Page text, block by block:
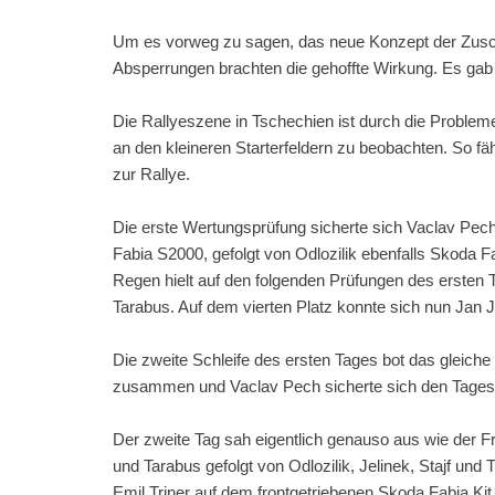
Um es vorweg zu sagen, das neue Konzept der
Absperrungen brachten die gehoffte Wirkung. Es
Die Rallyeszene in Tschechien ist durch die
an den kleineren Starterfeldern zu beobachten. So
zur Rallye.
Die erste Wertungsprüfung sicherte sich Vaclav
Fabia S2000, gefolgt von Odlozilik ebenfalls Skoda
Regen hielt auf den folgenden Prüfungen des
Tarabus. Auf dem vierten Platz konnte sich nun Jan
Die zweite Schleife des ersten Tages bot das
zusammen und Vaclav Pech sicherte sich den
Der zweite Tag sah eigentlich genauso aus wie der
und Tarabus gefolgt von Odlozilik, Jelinek, Stajf und